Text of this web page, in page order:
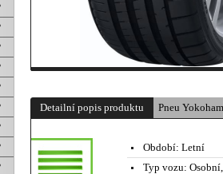
Detailní popis produktu Pneu
Období: Letní
Typ vozu: